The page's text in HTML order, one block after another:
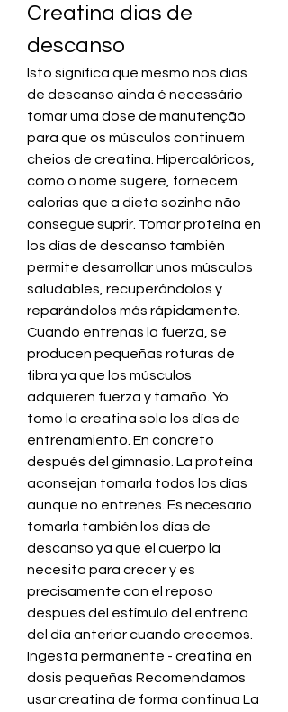
Creatina dias de
descanso
Isto significa que mesmo nos dias
de descanso ainda é necessário
tomar uma dose de manutenção
para que os músculos continuem
cheios de creatina. Hipercalóricos,
como o nome sugere, fornecem
calorias que a dieta sozinha não
consegue suprir. Tomar proteína en
los días de descanso también
permite desarrollar unos músculos
saludables, recuperándolos y
reparándolos más rápidamente.
Cuando entrenas la fuerza, se
producen pequeñas roturas de
fibra ya que los músculos
adquieren fuerza y tamaño. Yo
tomo la creatina solo los días de
entrenamiento. En concreto
después del gimnasio. La proteína
aconsejan tomarla todos los días
aunque no entrenes. Es necesario
tomarla también los días de
descanso ya que el cuerpo la
necesita para crecer y es
precisamente con el reposo
despues del estímulo del entreno
del día anterior cuando crecemos.
Ingesta permanente - creatina en
dosis pequeñas Recomendamos
usar creatina de forma continua La